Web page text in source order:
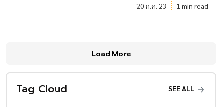
20 ก.ค. 23 1 min read
Load More
Tag Cloud SEE ALL